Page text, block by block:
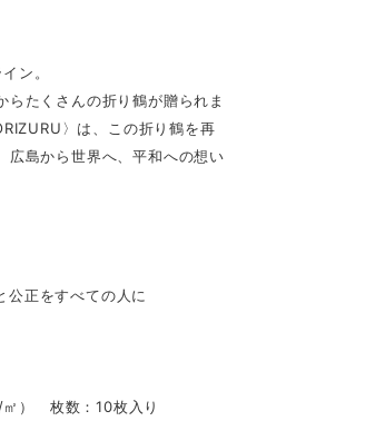
ン。
たくさんの折り鶴が贈られま
〉は、この折り鶴を再
広島から世界へ、平和への想い
正をすべての人に
） 枚数：10枚入り